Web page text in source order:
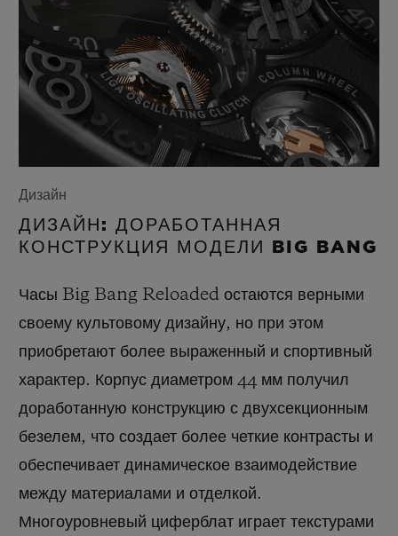
Дизайн
ДИЗАЙН: ДОРАБОТАННАЯ
КОНСТРУКЦИЯ МОДЕЛИ BIG BANG
Часы Big Bang Reloaded остаются верными
своему культовому дизайну, но при этом
приобретают более выраженный и спортивный
характер. Корпус диаметром 44 мм получил
доработанную конструкцию с двухсекционным
безелем, что создает более четкие контрасты и
обеспечивает динамическое взаимодействие
между материалами и отделкой.
Многоуровневый циферблат играет текстурами